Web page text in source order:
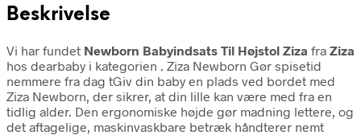
Beskrivelse
Vi har fundet Newborn Babyindsats Til Højstol Ziza fra Ziza
hos dearbaby i kategorien . Ziza Newborn Gør spisetid
nemmere fra dag tGiv din baby en plads ved bordet med
Ziza Newborn, der sikrer, at din lille kan være med fra en
tidlig alder. Den ergonomiske højde gør madning lettere, og
det aftagelige, maskinvaskbare betræk håndterer nemt